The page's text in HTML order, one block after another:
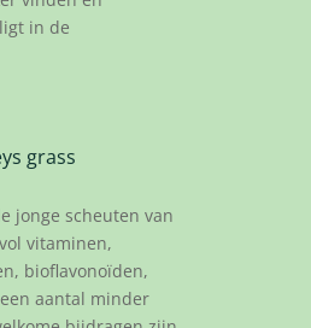
in de
grass
jonge scheuten van
vitaminen,
bioflavonoïden,
aantal minder